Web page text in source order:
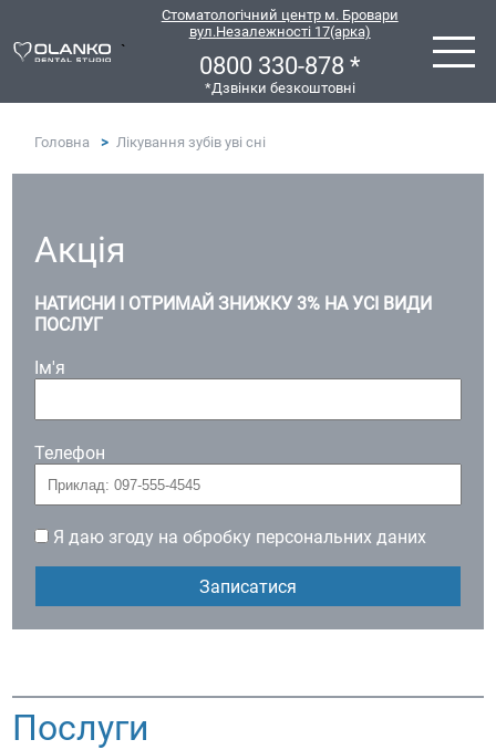
`
Стоматологічний центр м. Бровари
вул.Незалежності 17(арка)
0800 330-878 *
*Дзвінки безкоштовні
Головна Лікування зубів уві сні
Акція
НАТИСНИ І ОТРИМАЙ ЗНИЖКУ 3% НА УСІ ВИДИ
ПОСЛУГ
Ім'я
Телефон
Я даю згоду на обробку персональних даних
Послуги